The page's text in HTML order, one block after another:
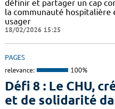
définir et partager un cap
la communauté hospitalière
usager
18/02/2026 15:25
PAGES
relevance: 100%
Défi 8 : Le CHU,
et de solidarité